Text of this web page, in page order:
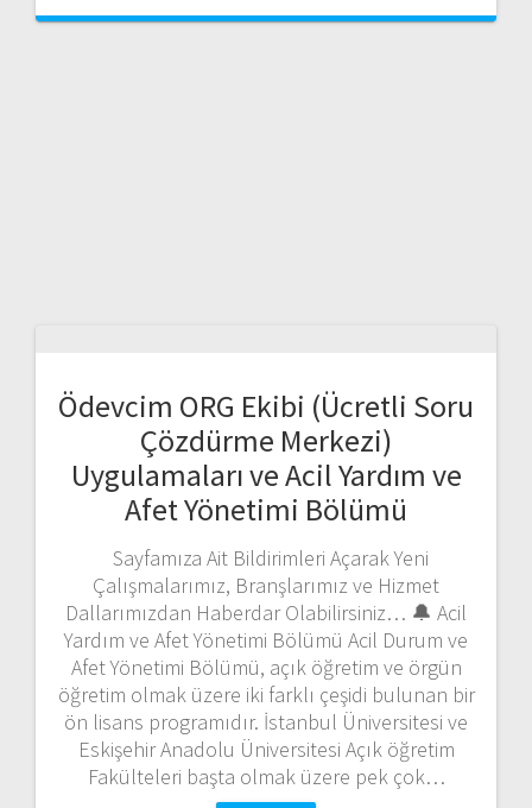
Ödevcim ORG Ekibi (Ücretli Soru
Çözdürme Merkezi)
Uygulamaları ve Acil Yardım ve
Afet Yönetimi Bölümü
Sayfamıza Ait Bildirimleri Açarak Yeni
Çalışmalarımız, Branşlarımız ve Hizmet
Dallarımızdan Haberdar Olabilirsiniz… 🔔 Acil
Yardım ve Afet Yönetimi Bölümü Acil Durum ve
Afet Yönetimi Bölümü, açık öğretim ve örgün
öğretim olmak üzere iki farklı çeşidi bulunan bir
ön lisans programıdır. İstanbul Üniversitesi ve
Eskişehir Anadolu Üniversitesi Açık öğretim
Fakülteleri başta olmak üzere pek çok…